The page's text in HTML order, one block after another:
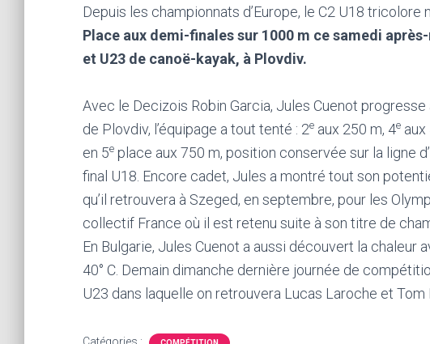
Depuis les championnats d’Europe, le C2 U18
Place aux demi-finales sur 1000 m ce samedi
et U23 de canoë-kayak, à Plovdiv.
Avec le Decizois Robin Garcia, Jules Cuenot
de Plovdiv, l’équipage a tout tenté : 2e aux 250 m, 4e
en 5e place aux 750 m, position conservée sur la ligne
final U18. Encore cadet, Jules a montré tout son
qu’il retrouvera à Szeged, en septembre, pour les
collectif France où il est retenu suite à son titre de
En Bulgarie, Jules Cuenot a aussi découvert la chaleur
40° C. Demain dimanche dernière journée de
U23 dans laquelle on retrouvera Lucas Laroche et Tom